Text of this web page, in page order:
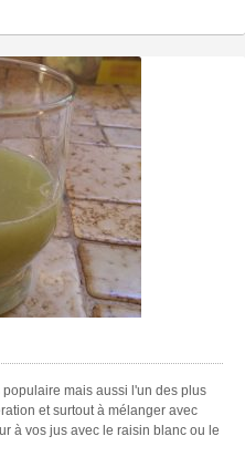
mais aussi l'un des plus
et surtout à mélanger avec
à vos jus avec le raisin blanc ou le